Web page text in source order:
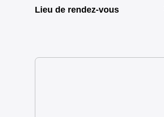
Lieu de rendez-vous